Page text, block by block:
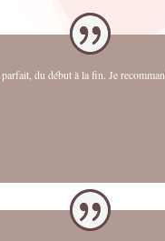
du début à la fin. Je